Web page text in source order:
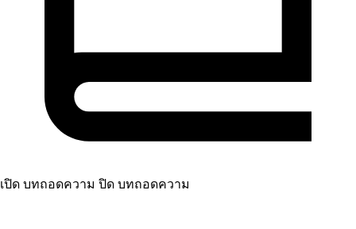
เปิด บทถอดความ ปิด บทถอดความ